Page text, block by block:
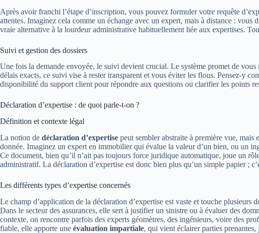
Après avoir franchi l’étape d’inscription, vous pouvez formuler votre requête
attentes. Imaginez cela comme un échange avec un expert, mais à distance : vous
vraie alternative à la lourdeur administrative habituellement liée aux expertises.
Suivi et gestion des dossiers
Une fois la demande envoyée, le suivi devient crucial. Le système promet de
délais exacts, ce suivi vise à rester transparent et vous éviter les flous. Pensez-y
disponibilité du support client pour répondre aux questions ou clarifier les points
Déclaration d’expertise : de quoi parle-t-on ?
Définition et contexte légal
La notion de déclaration d’expertise peut sembler abstraite à première vue,
donnée. Imaginez un expert en immobilier qui évalue la valeur d’un bien, ou un
Ce document, bien qu’il n’ait pas toujours force juridique automatique, joue un
administratif. La déclaration d’expertise est donc bien plus qu’un simple papier ;
Les différents types d’expertise concernés
Le champ d’application de la déclaration d’expertise est vaste et touche
Dans le secteur des assurances, elle sert à justifier un sinistre ou à évaluer des
contexte, on rencontre parfois des experts géomètres, des ingénieurs, voire des
fiable, elle apporte une évaluation impartiale, qui vient éclairer parties prenantes,